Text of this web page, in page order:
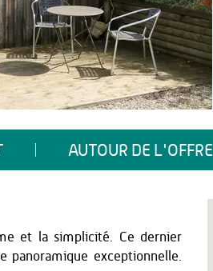
AUTOUR DE L'OFFRE
et la simplicité. Ce dernier
exceptionnelle.